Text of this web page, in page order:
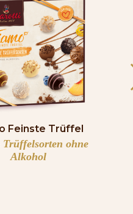
Feinste Trüffel
Trüffelsorten ohne
Alkohol